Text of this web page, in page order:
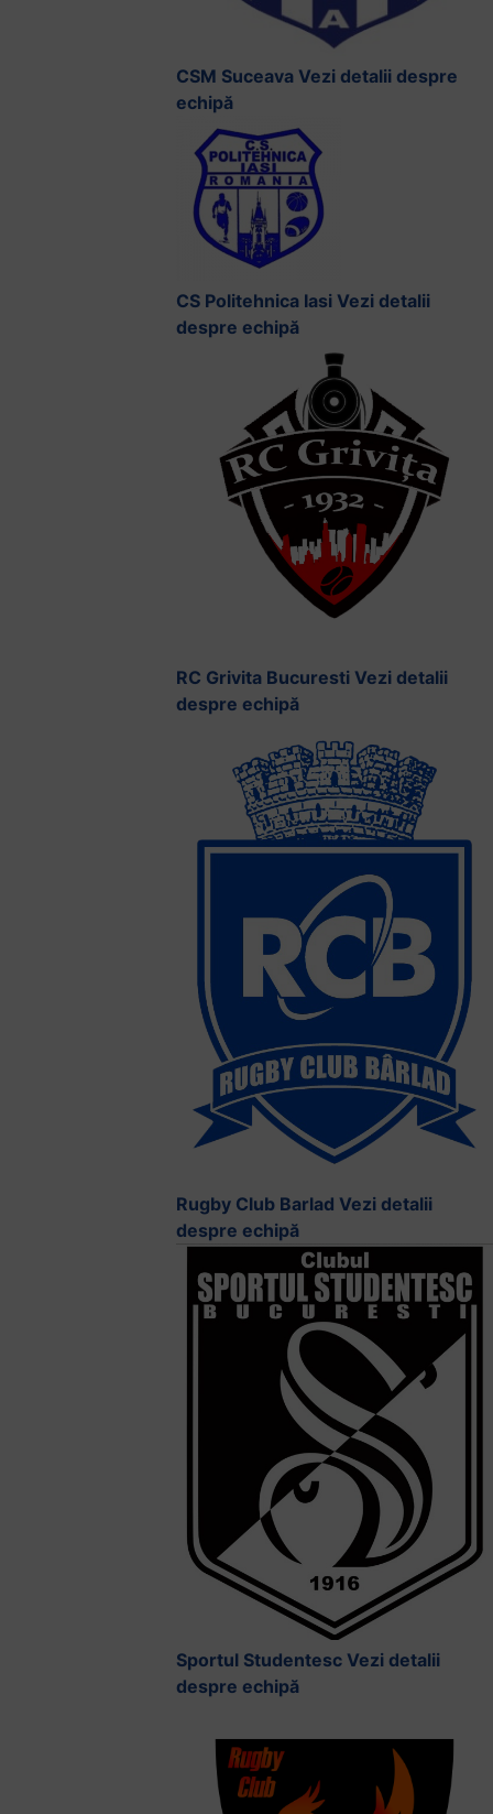
CSM Suceava Vezi detalii despre
echipă
CS Politehnica Iasi Vezi detalii
despre echipă
RC Grivita Bucuresti Vezi detalii
despre echipă
Rugby Club Barlad Vezi detalii
despre echipă
Sportul Studentesc Vezi detalii
despre echipă